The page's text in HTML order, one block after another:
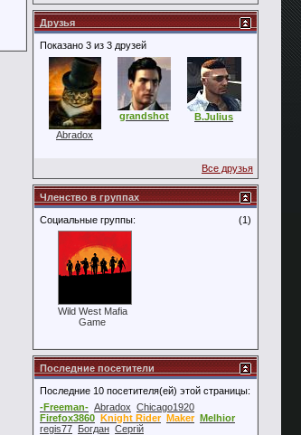
Друзья
Показано 3 из 3 друзей
Abradox
grandshot B.Julius
Все друзья
Членство в группах
(1)
Социальные группы:
Wild West Mafia
Game
Последние посетители
Последние 10 посетителя(ей) этой страницы:
-Freeman- Abradox Chicago1920
Firefox3860 Knight Rider Maker Melhior
regis77 Богдан Сергій